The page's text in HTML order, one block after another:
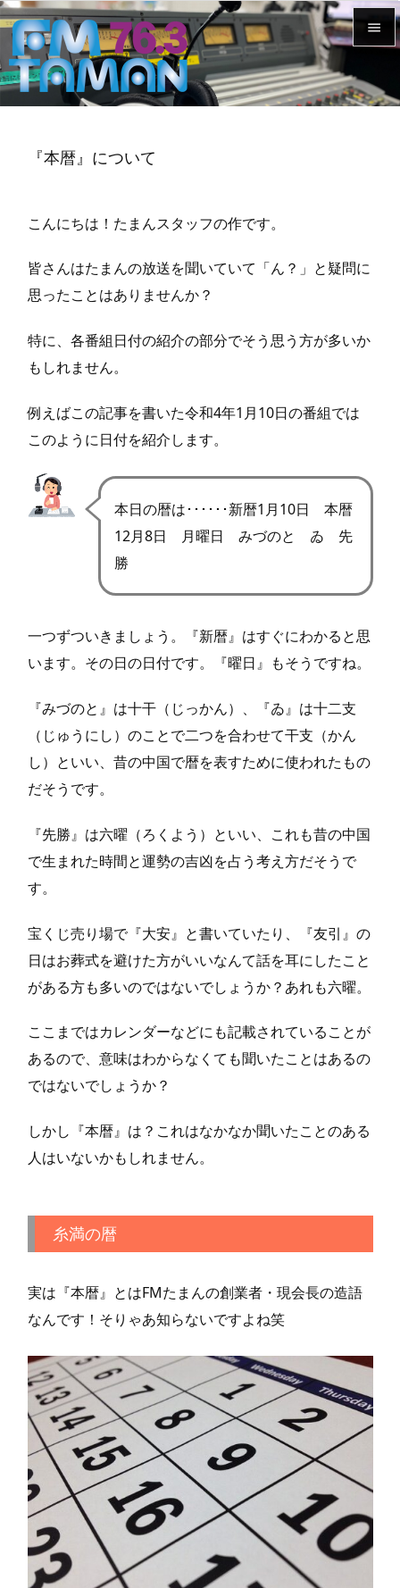

メニュ

検索
『本暦』について
こんにちは！たまんスタッフの作です。
皆さんはたまんの放送を聞いていて「ん？」と疑問に
思ったことはありませんか？
特に、各番組日付の紹介の部分でそう思う方が多いか
もしれません。
例えばこの記事を書いた令和4年1月10日の番組では
このように日付を紹介します。
本日の暦は･･････新暦1月10日 本暦
12月8日 月曜日 みづのと ゐ 先
勝
一つずついきましょう。『新暦』はすぐにわかると思
います。その日の日付です。『曜日』もそうですね。
『みづのと』は十干（じっかん）、『ゐ』は十二支
（じゅうにし）のことで二つを合わせて干支（かん
し）といい、昔の中国で暦を表すために使われたもの
だそうです。
『先勝』は六曜（ろくよう）といい、これも昔の中国
で生まれた時間と運勢の吉凶を占う考え方だそうで
す。
宝くじ売り場で『大安』と書いていたり、『友引』の
日はお葬式を避けた方がいいなんて話を耳にしたこと
がある方も多いのではないでしょうか？あれも六曜。
ここまではカレンダーなどにも記載されていることが
あるので、意味はわからなくても聞いたことはあるの
ではないでしょうか？
しかし『本暦』は？これはなかなか聞いたことのある
人はいないかもしれません。
糸満の暦
実は『本暦』とはFMたまんの創業者・現会長の造語
なんです！そりゃあ知らないですよね笑